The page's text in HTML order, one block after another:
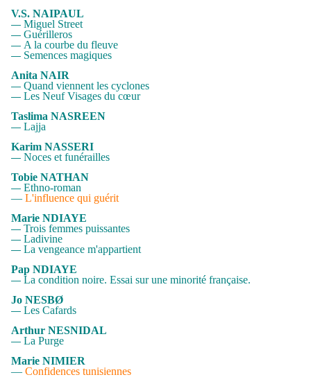
V.S. NAIPAUL
— Miguel Street
— Guérilleros
— A la courbe du fleuve
— Semences magiques
Anita NAIR
— Quand viennent les cyclones
— Les Neuf Visages du cœur
Taslima NASREEN
— Lajja
Karim NASSERI
— Noces et funérailles
Tobie NATHAN
— Ethno-roman
— L'influence qui guérit
Marie NDIAYE
— Trois femmes puissantes
— Ladivine
— La vengeance m'appartient
Pap NDIAYE
— La condition noire. Essai sur une minorité française.
Jo NESBØ
— Les Cafards
Arthur NESNIDAL
— La Purge
Marie NIMIER
— Confidences tunisiennes